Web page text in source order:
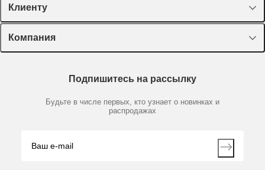
Спецпредложения
Оборудование, приборы
Пластик, стекло, принадлежности
Химические реактивы, препараты, наборы
Производители
Клиенту
Лекторий Диаэм
Доставка и оплата
Мобильное приложение
Компания
Партнеры
Контакты
Подпишитесь на рассылку
Будьте в числе первых, кто узнает о новинках и
распродажах